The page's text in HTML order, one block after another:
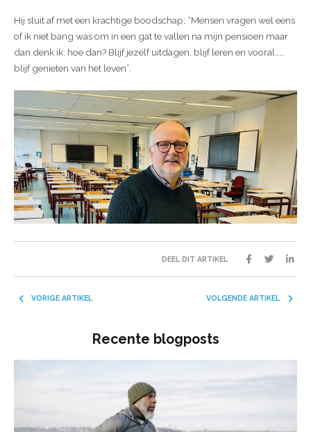
Hij sluit af met een krachtige boodschap; “Mensen vragen wel eens
of ik niet bang was om in een gat te vallen na mijn pensioen maar
dan denk ik: hoe dan? Blijf jezelf uitdagen, blijf leren en vooral……
blijf genieten van het leven”.
DEEL DIT ARTIKEL
VORIGE ARTIKEL VOLGENDE ARTIKEL
Recente blogposts